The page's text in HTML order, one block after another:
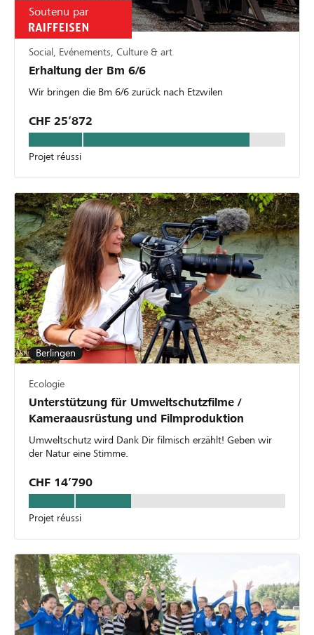
Soutenu par
Social, Evénements, Culture & art
Erhaltung der Bm 6/6
Wir bringen die Bm 6/6 zurück nach Etzwilen
CHF 25’872
Projet réussi
Berlingen
Ecologie
Unterstützung für Umweltschutzfilme /
Kameraausrüstung und Filmproduktion
Umweltschutz wird Dank Dir filmisch erzählt! Geben wir
der Natur eine Stimme.
CHF 14’790
Projet réussi